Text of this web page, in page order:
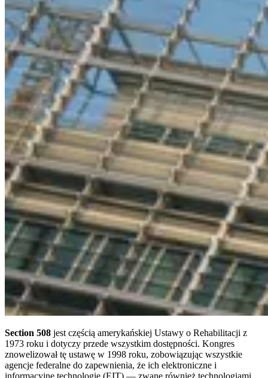
Section 508 jest częścią amerykańskiej Ustawy o Rehabilitacji z
1973 roku i dotyczy przede wszystkim dostępności. Kongres
znowelizował tę ustawę w 1998 roku, zobowiązując wszystkie
agencje federalne do zapewnienia, że ich elektroniczne i
informacyjne technologie (EIT) — zwane również technologiami